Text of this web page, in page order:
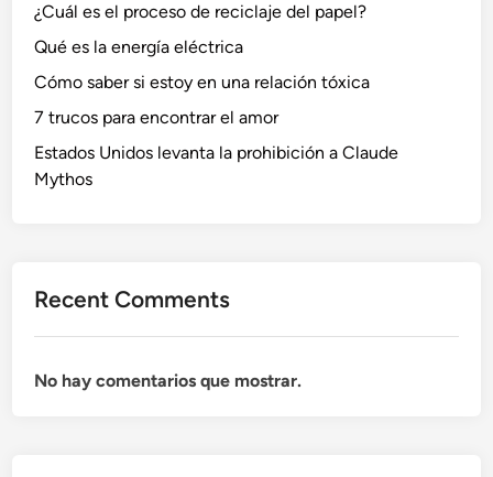
¿Cuál es el proceso de reciclaje del papel?
Qué es la energía eléctrica
Cómo saber si estoy en una relación tóxica
7 trucos para encontrar el amor
Estados Unidos levanta la prohibición a Claude
Mythos
Recent Comments
No hay comentarios que mostrar.